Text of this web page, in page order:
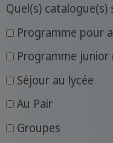
Quel(s)
Programme pour
Programme junior
Séjour au lycée
Au Pair
Groupes